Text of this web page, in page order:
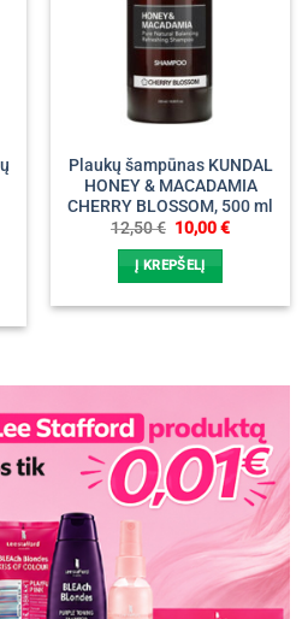
Plaukų šampūnas KUNDAL
HONEY & MACADAMIA
CHERRY BLOSSOM, 500 ml
12,50€ Original
price
was:
12,50 €.
10,00€Current
Į KREPŠELĮ